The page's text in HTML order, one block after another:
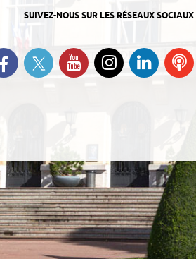
SUIVEZ-NOUS SUR LES RÉSEAUX SOCIAUX
Retrouvez-nous sur Facebook
Suivez-nous sur Twitter
Suivez-nous surSuivez-
sur